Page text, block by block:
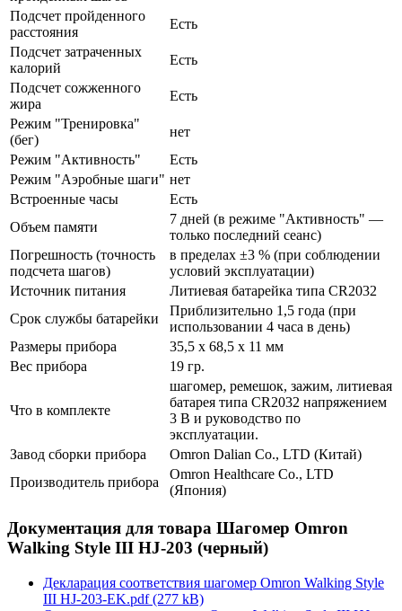
Подсчет пройденного
расстояния
Есть
Подсчет затраченных
калорий
Есть
Подсчет сожженного
жира
Есть
Режим "Тренировка"
(бег)
нет
Режим "Активность"
Есть
Режим "Аэробные шаги" нет
Встроенные часы
Есть
Объем памяти
7 дней (в режиме "Активность" —
только последний сеанс)
Погрешность (точность
подсчета шагов)
в пределах ±3 % (при соблюдении
условий эксплуатации)
Источник питания
Литиевая батарейка типа CR2032
Срок службы батарейки
Приблизительно 1,5 года (при
использовании 4 часа в день)
Размеры прибора
35,5 х 68,5 х 11 мм
Вес прибора
19 гр.
Что в комплекте
шагомер, ремешок, зажим, литиевая
батарея типа CR2032 напряжением
3 В и руководство по
эксплуатации.
Завод сборки прибора
Omron Dalian Co., LTD (Китай)
Производитель прибора
Omron Healthcare Co., LTD
(Япония)
Документация для товара Шагомер Omron
Walking Style III HJ-203 (черный)
Декларация соответствия шагомер Omron Walking Style
III HJ-203-EK.pdf (277 kB)